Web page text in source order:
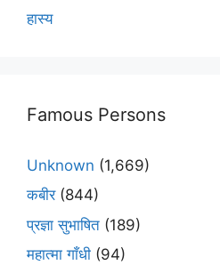
हास्य
Famous Persons
Unknown (1,669)
कबीर(844)
प्रज्ञा सुभाषित (189)
महात्मा गाँधी (94)